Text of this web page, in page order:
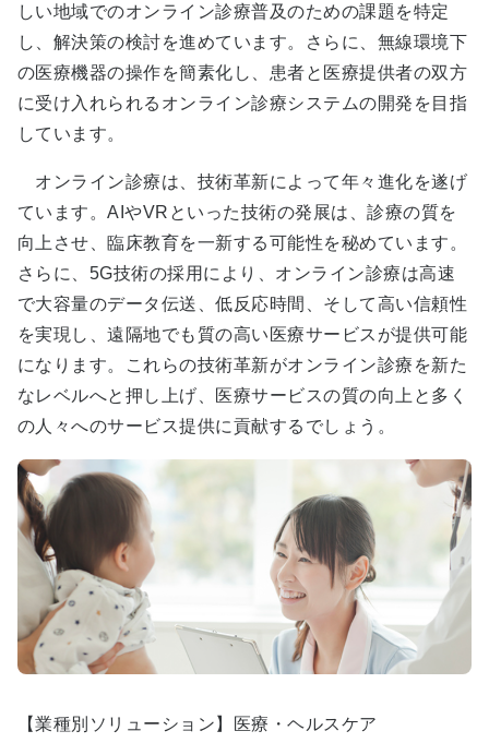
しい地域でのオンライン診療普及のための課題を特定
し、解決策の検討を進めています。さらに、無線環境下
の医療機器の操作を簡素化し、患者と医療提供者の双方
に受け入れられるオンライン診療システムの開発を目指
しています。
オンライン診療は、技術革新によって年々進化を遂げ
ています。AIやVRといった技術の発展は、診療の質を
向上させ、臨床教育を一新する可能性を秘めています。
さらに、5G技術の採用により、オンライン診療は高速
で大容量のデータ伝送、低反応時間、そして高い信頼性
を実現し、遠隔地でも質の高い医療サービスが提供可能
になります。これらの技術革新がオンライン診療を新た
なレベルへと押し上げ、医療サービスの質の向上と多く
の人々へのサービス提供に貢献するでしょう。
【業種別ソリューション】医療・ヘルスケア